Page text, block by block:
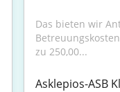
Das bieten wir
zu 250,00...
Asklepios-ASB